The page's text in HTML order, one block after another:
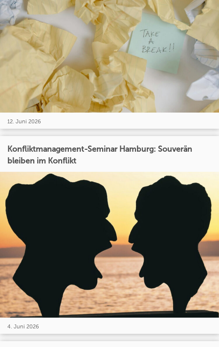
12. Juni 2026
Konfliktmanagement-Seminar Hamburg: Souverän
bleiben im Konflikt
4. Juni 2026